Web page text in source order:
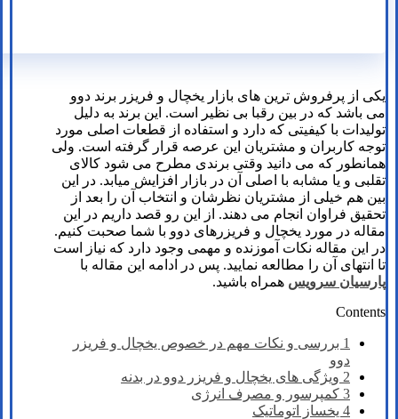
یکی از پرفروش ترین های بازار یخچال و فریزر برند دوو
می باشد که در بین رقبا بی نظیر است. این برند به دلیل
تولیدات با کیفیتی که دارد و استفاده از قطعات اصلی مورد
توجه کاربران و مشتریان این عرصه قرار گرفته است. ولی
همانطور که می دانید وقتی برندی مطرح می شود کالای
تقلبی و یا مشابه با اصلی آن در بازار افزایش میابد. در این
بین هم خیلی از مشتریان نظرشان و انتخاب آن را بعد از
تحقیق فراوان انجام می دهند. از این رو قصد داریم در این
مقاله در مورد یخچال و فریزرهای دوو با شما صحبت کنیم.
در این مقاله نکات آموزنده و مهمی وجود دارد که نیاز است
تا انتهای آن را مطالعه نمایید. پس در ادامه این مقاله با
پارسیان سرویس همراه باشید.
Contents
1 بررسی و نکات مهم در خصوص یخچال و فریزر
دوو
2 ویژگی های یخچال و فریزر دوو در بدنه
3 کمپرسور و مصرف انرژی
4 یخساز اتوماتیک